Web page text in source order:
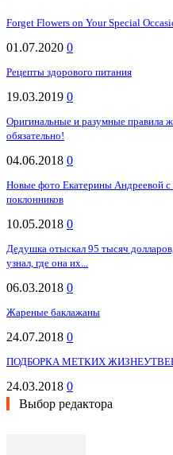
Forget Flowers on Your Special
01.07.2020 0
Рецепты здорового питания
19.03.2019 0
Оригинальные и разумные правила
обязательно!
04.06.2018 0
Новые фото Екатерины Андреевой
поклонников
10.05.2018 0
Дедушка отыскал 95 тысяч
узнал, где она их...
06.03.2018 0
Жареные баклажаны
24.07.2018 0
ПОДБОРКА МЕТКИХ
24.03.2018 0
Выбор редактора